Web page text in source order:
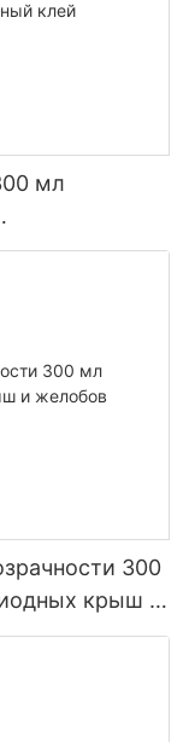
мл
300
крыш и
герметик